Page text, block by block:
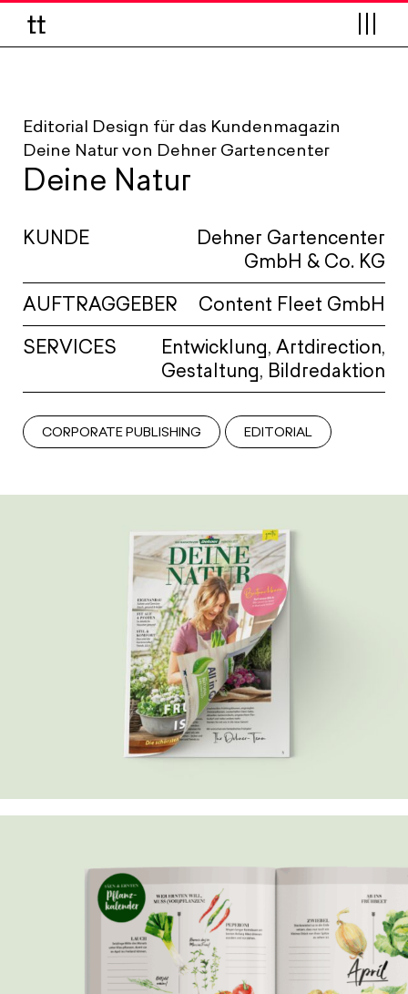
Editorial Design für das Kundenmagazin
Deine Natur von Dehner Gartencenter
Deine Natur
KUNDE
Dehner Gartencenter
GmbH & Co. KG
AUFTRAGGEBER
Content Fleet GmbH
SERVICES
Entwicklung, Artdirection,
Gestaltung, Bildredaktion
CORPORATE PUBLISHING EDITORIAL